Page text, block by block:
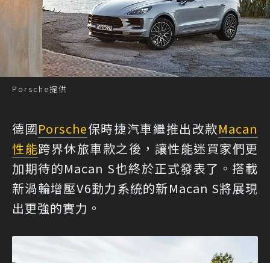
Porsche提供
德國Porsche保時捷汽車繼推出改款Macan
性能跨界休旅車款之後，讓性能迷買家們更
加期待的Macan S也終於正式發表了。搭載
新渦輪增壓V6動力系統的新Macan S將展現
出更強的實力。